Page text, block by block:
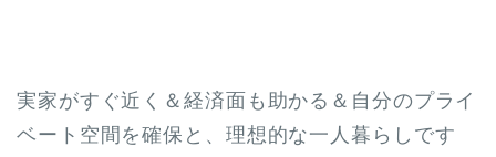
実家がすぐ近く＆経済面も助かる＆自分のプライ
ベート空間を確保と、理想的な一人暮らしです